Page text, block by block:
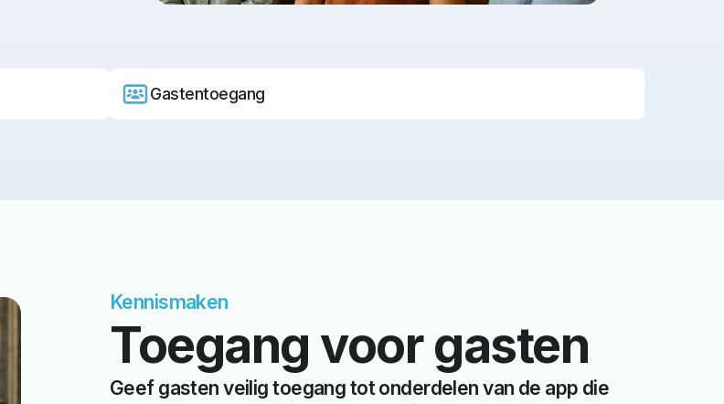
Gastentoegang
Kennismaken
Toegang voor gasten
Geef gasten veilig toegang tot onderdelen van de app die